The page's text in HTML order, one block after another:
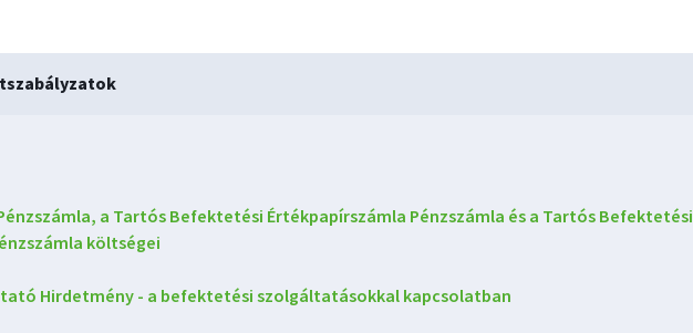
a Tartós Befektetési Értékpapírszámla Pénzszámla és a Tartós Befektetési
költségei
Hirdetmény - a befektetési szolgáltatásokkal kapcsolatban